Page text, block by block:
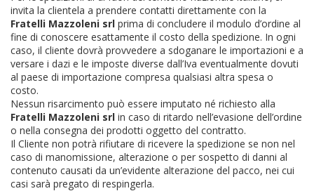
invita la clientela a prendere contatti direttamente con la
Fratelli Mazzoleni srl prima di concludere il modulo d’ordine al
fine di conoscere esattamente il costo della spedizione. In ogni
caso, il cliente dovrà provvedere a sdoganare le importazioni e a
versare i dazi e le imposte diverse dall’Iva eventualmente dovuti
al paese di importazione compresa qualsiasi altra spesa o
costo.
Nessun risarcimento può essere imputato né richiesto alla
Fratelli Mazzoleni srl in caso di ritardo nell’evasione dell’ordine
o nella consegna dei prodotti oggetto del contratto.
Il Cliente non potrà rifiutare di ricevere la spedizione se non nel
caso di manomissione, alterazione o per sospetto di danni al
contenuto causati da un’evidente alterazione del pacco, nei cui
casi sarà pregato di respingerla.